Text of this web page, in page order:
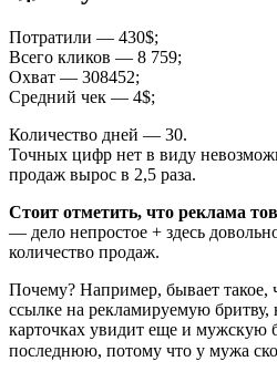
Потратили — 430$;
Всего кликов — 8 759;
Охват — 308452;
Средний чек — 4$;
Количество дней — 30.
Точных цифр нет в виду
продаж вырос в 2,5 раза.
Стоит отметить, что реклама
— дело непростое + здесь
количество продаж.
Почему? Например, бывает такое,
ссылке на рекламируемую
карточках увидит еще и мужскую
последнюю, потому что у мужа